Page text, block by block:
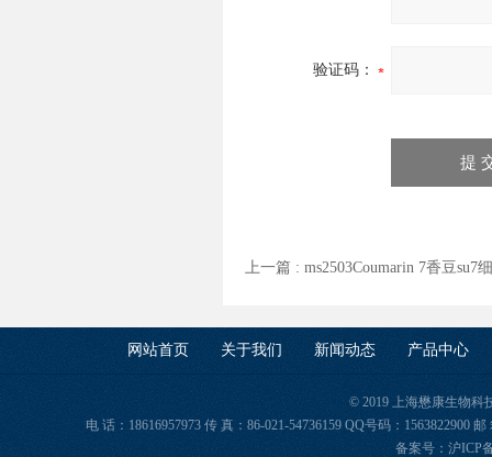
验证码：
上一篇 : ms2503Coumarin 7香豆su7
网站首页 关于我们 新闻动态 产品中心
© 2019 上海懋康生物科
电 话：18616957973 传 真：86-021-54736159 QQ号码：1563822900
备案号： 沪ICP